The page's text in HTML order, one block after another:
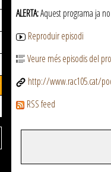
ALERTA:Aquest programa ja
Reproduir episodi
Veure més episodis del
http://www.rac105.cat/
RSS feed